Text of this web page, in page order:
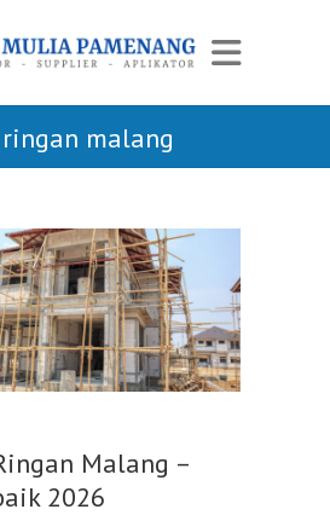
malang
Malang –
2026